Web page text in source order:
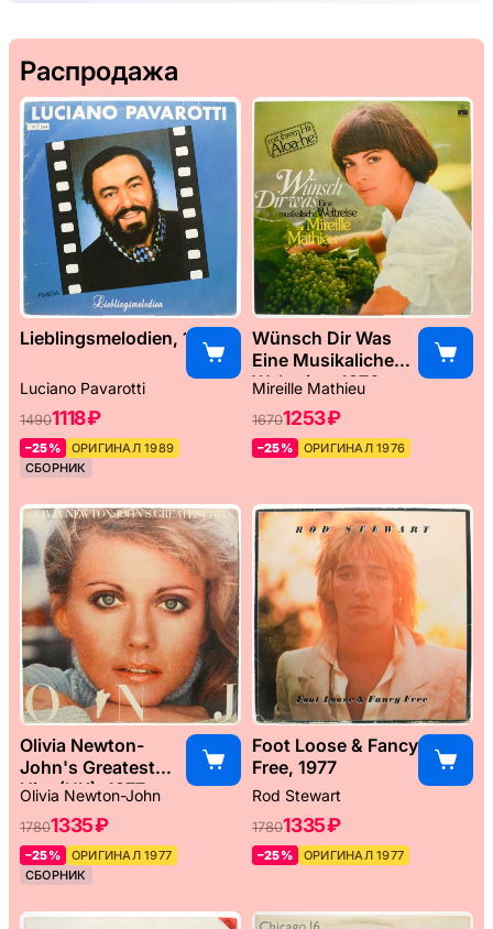
Распродажа
Lieblingsmelodien, 1989
Luciano Pavarotti
14901118 ₽
–25%
ОРИГИНАЛ 1989
СБОРНИК
Wünsch Dir Was
Eine Musikaliche
Weltreise, 1976
Mireille Mathieu
16701253 ₽
–25% ОРИГИНАЛ 1976
Olivia Newton-
John's Greatest
Hits (UK), 1977
Olivia Newton-John
17801335 ₽
–25%
ОРИГИНАЛ 1977
СБОРНИК
Foot Loose & Fancy
Free, 1977
Rod Stewart
17801335 ₽
–25% ОРИГИНАЛ 1977